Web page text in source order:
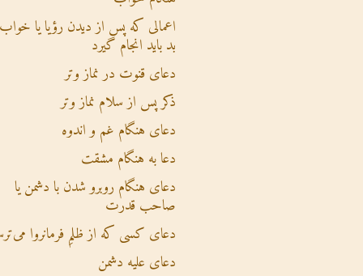
اعمالی که پس از دیدن رؤیا یا خواب
بد باید انجام گیرد
دعای قنوت در نماز وتر
ذکر پس از سلام نماز وتر
دعای هنگام غم و اندوه
دعا به هنگام مشقت
دعای هنگام روبرو شدن با دشمن یا
صاحب قدرت
دعای کسی که از ظلمِ فرمانروا
دعای علیه دشمن